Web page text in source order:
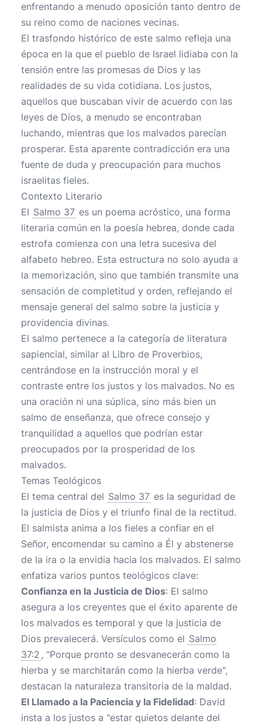
enfrentando a menudo oposición tanto dentro de
su reino como de naciones vecinas.
El trasfondo histórico de este salmo refleja una
época en la que el pueblo de Israel lidiaba con la
tensión entre las promesas de Dios y las
realidades de su vida cotidiana. Los justos,
aquellos que buscaban vivir de acuerdo con las
leyes de Dios, a menudo se encontraban
luchando, mientras que los malvados parecían
prosperar. Esta aparente contradicción era una
fuente de duda y preocupación para muchos
israelitas fieles.
Contexto Literario
El Salmo 37 es un poema acróstico, una forma
literaria común en la poesía hebrea, donde cada
estrofa comienza con una letra sucesiva del
alfabeto hebreo. Esta estructura no solo ayuda a
la memorización, sino que también transmite una
sensación de completitud y orden, reflejando el
mensaje general del salmo sobre la justicia y
providencia divinas.
El salmo pertenece a la categoría de literatura
sapiencial, similar al Libro de Proverbios,
centrándose en la instrucción moral y el
contraste entre los justos y los malvados. No es
una oración ni una súplica, sino más bien un
salmo de enseñanza, que ofrece consejo y
tranquilidad a aquellos que podrían estar
preocupados por la prosperidad de los
malvados.
Temas Teológicos
El tema central del Salmo 37 es la seguridad de
la justicia de Dios y el triunfo final de la rectitud.
El salmista anima a los fieles a confiar en el
Señor, encomendar su camino a Él y abstenerse
de la ira o la envidia hacia los malvados. El salmo
enfatiza varios puntos teológicos clave:
Confianza en la Justicia de Dios: El salmo
asegura a los creyentes que el éxito aparente de
los malvados es temporal y que la justicia de
Dios prevalecerá. Versículos como el Salmo
37:2 , "Porque pronto se desvanecerán como la
hierba y se marchitarán como la hierba verde",
destacan la naturaleza transitoria de la maldad.
El Llamado a la Paciencia y la Fidelidad: David
insta a los justos a "estar quietos delante del